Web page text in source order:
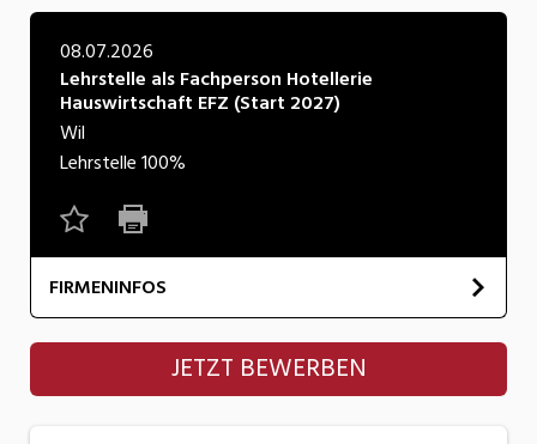
Natur
Wirtschaft/Verwaltung
08.07.2026
Lehrstelle als Fachperson Hotellerie
Hauswirtschaft EFZ (Start 2027)
Wil
Lehrstelle100%
FIRMENINFOS
Thurvita AG
JETZT BEWERBEN